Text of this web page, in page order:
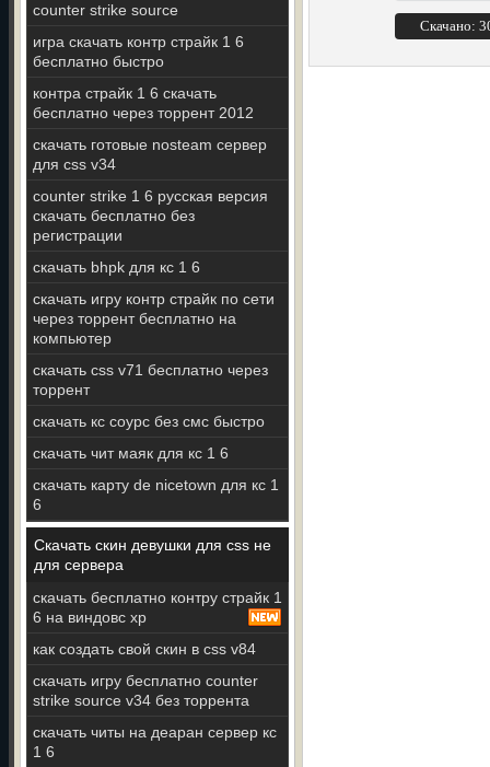
counter strike source
игра скачать контр страйк 1 6
бесплатно быстро
контра страйк 1 6 скачать
бесплатно через торрент 2012
скачать готовые nosteam сервер
для css v34
counter strike 1 6 русская версия
скачать бесплатно без
регистрации
скачать bhpk для кс 1 6
скачать игру контр страйк по сети
через торрент бесплатно на
компьютер
скачать css v71 бесплатно через
торрент
скачать кс соурс без смс быстро
скачать чит маяк для кс 1 6
скачать карту de nicetown для кс 1
6
Скачать скин девушки для css не
для сервера
скачать бесплатно контру страйк 1
6 на виндовс хр
как создать свой скин в css v84
скачать игру бесплатно counter
strike source v34 без торрента
скачать читы на деаран сервер кс
1 6
Скачано: